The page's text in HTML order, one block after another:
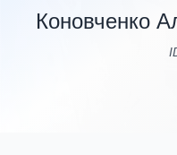
Коновченко